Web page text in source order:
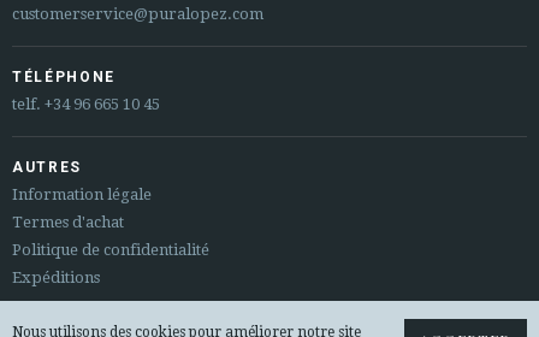
customerservice@puralopez.com
TÉLÉPHONE
telf. +34 96 665 10 45
AUTRES
Information légale
Termes d'achat
Politique de confidentialité
Expéditions
Sitemap
Nous utilisons des cookies pour améliorer notre site